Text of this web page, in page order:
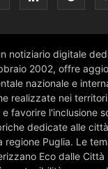
notiziario digitale
2002, offre
nazionale e
realizzate nei
favorire l'inclusione
dedicate alle
regione Puglia. Le
Eco dalle Città